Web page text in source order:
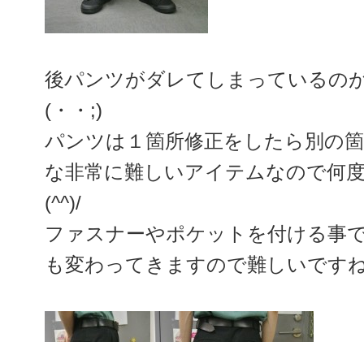
後パンツがダレてしまっているの
(・・;)
パンツは１箇所修正をしたら別の
な非常に難しいアイテムなので何
(^^)/
ファスナーやポケットを付ける事
も変わってきますので難しいです